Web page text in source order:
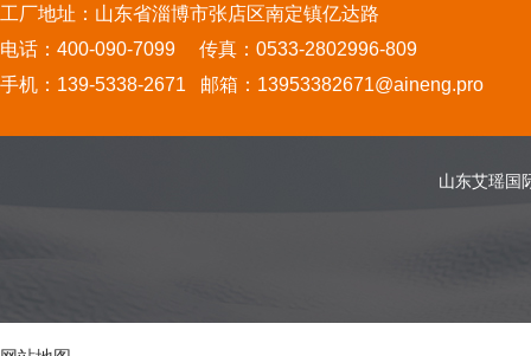
工厂地址：山东省淄博市张店区南定镇亿达路
电话：400-090-7099 传真：0533-2802996-809
手机：139-5338-2671 邮箱：13953382671@aineng.pro
山东艾瑶国